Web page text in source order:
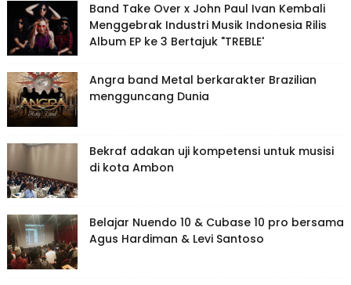
Band Take Over x John Paul Ivan Kembali
Menggebrak Industri Musik Indonesia Rilis
Album EP ke 3 Bertajuk "TREBLE'
Angra band Metal berkarakter Brazilian
mengguncang Dunia
Bekraf adakan uji kompetensi untuk musisi
di kota Ambon
Belajar Nuendo 10 & Cubase 10 pro bersama
Agus Hardiman & Levi Santoso